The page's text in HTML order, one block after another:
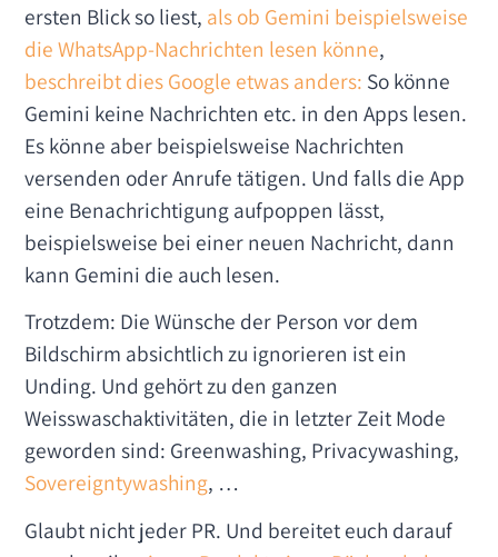
ersten Blick so liest, als ob Gemini beispielsweise
die WhatsApp-Nachrichten lesen könne,
beschreibt dies Google etwas anders: So könne
Gemini keine Nachrichten etc. in den Apps lesen.
Es könne aber beispielsweise Nachrichten
versenden oder Anrufe tätigen. Und falls die App
eine Benachrichtigung aufpoppen lässt,
beispielsweise bei einer neuen Nachricht, dann
kann Gemini die auch lesen.
Trotzdem: Die Wünsche der Person vor dem
Bildschirm absichtlich zu ignorieren ist ein
Unding. Und gehört zu den ganzen
Weisswaschaktivitäten, die in letzter Zeit Mode
geworden sind: Greenwashing, Privacywashing,
Sovereigntywashing, …
Glaubt nicht jeder PR. Und bereitet euch darauf